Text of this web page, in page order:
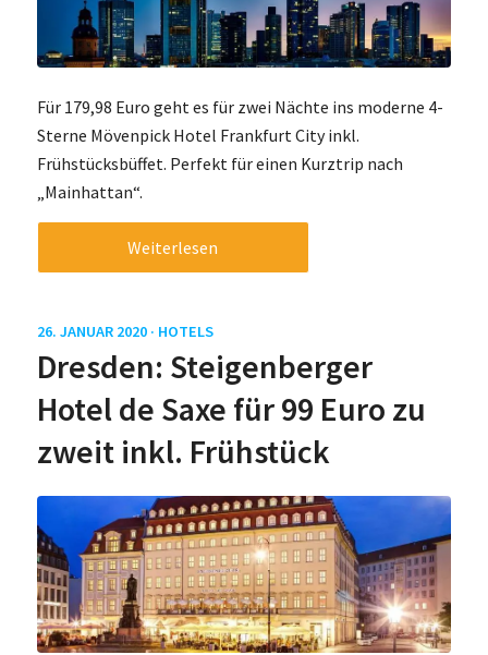
Für 179,98 Euro geht es für zwei Nächte ins moderne 4-
Sterne Mövenpick Hotel Frankfurt City inkl.
Frühstücksbüffet. Perfekt für einen Kurztrip nach
„Mainhattan“.
Weiterlesen
26. JANUAR 2020 · HOTELS
Dresden: Steigenberger
Hotel de Saxe für 99 Euro zu
zweit inkl. Frühstück